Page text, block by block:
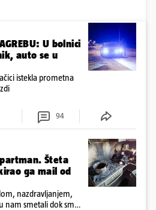
U bolnici
auto se u
istekla prometna
94
Šteta
ga mail od
nazdravljanjem,
nam smetali dok smo